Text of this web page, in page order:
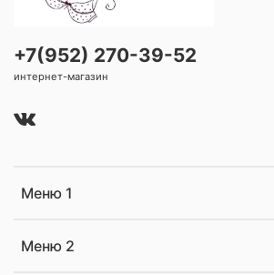
Меню 1
Меню 2
+7(952) 270-39-52
интернет-магазин